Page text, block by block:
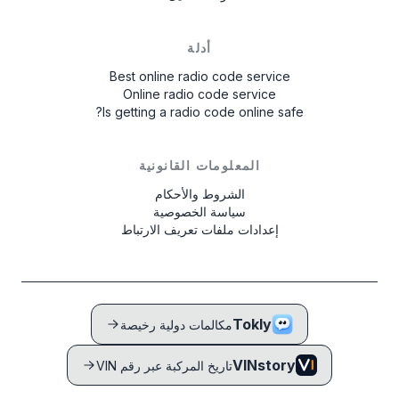
(على سبيل المثال L0055).
هو الرقم التسلسلي لراديوك. للحصول على الكود،
أدخله في النموذج أعلاه.
إذا لم يكن من الممكن قراءة الرقم التسلسلي من
شاشة الراديو، يجب إزالة الراديو وقراءة الكود من
الملصق على الجسم. أمثلة على الأرقام:
10014744, U1001 L4744, GEB29013851,
BP5022S0692058
.
أدلة
Best online radio code service
Online radio code service
Is getting a radio code online safe?
المعلومات القانونية
الشروط والأحكام
سياسة الخصوصية
إعدادات ملفات تعريف الارتباط
Toklyمكالمات دولية رخيصة
VINstoryتاريخ المركبة عبر رقم VIN